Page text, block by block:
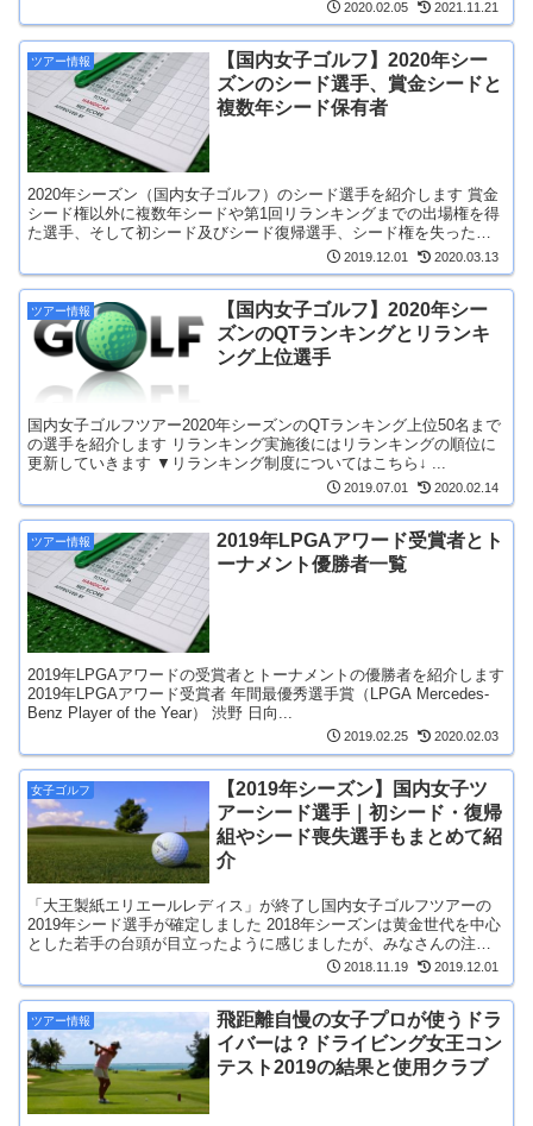
2020.02.05 2021.11.21
ツアー情報
【国内女子ゴルフ】2020年シー
ズンのシード選手、賞金シードと
複数年シード保有者
2020年シーズン（国内女子ゴルフ）のシード選手を紹介します 賞金
シード権以外に複数年シードや第1回リランキングまでの出場権を得
た選手、そして初シード及びシード復帰選手、シード権を失った選
手などもまとめていますので参考にどうぞ ... 2019.12.01 2020.03.13
ツアー情報
【国内女子ゴルフ】2020年シー
ズンのQTランキングとリランキ
ング上位選手
国内女子ゴルフツアー2020年シーズンのQTランキング上位50名まで
の選手を紹介します リランキング実施後にはリランキングの順位に
更新していきます ▼リランキング制度についてはこちら↓ ...
2019.07.01 2020.02.14
ツアー情報
2019年LPGAアワード受賞者とト
ーナメント優勝者一覧
2019年LPGAアワードの受賞者とトーナメントの優勝者を紹介します
2019年LPGAアワード受賞者 年間最優秀選手賞（LPGA Mercedes-
Benz Player of the Year） 渋野 日向...
2019.02.25 2020.02.03
女子ゴルフ
【2019年シーズン】国内女子ツ
アーシード選手｜初シード・復帰
組やシード喪失選手もまとめて紹
介
「大王製紙エリエールレディス」が終了し国内女子ゴルフツアーの
2019年シード選手が確定しました 2018年シーズンは黄金世代を中心
とした若手の台頭が目立ったように感じましたが、みなさんの注目
2018.11.19 2019.12.01
ツアー情報
飛距離自慢の女子プロが使うドラ
イバーは？ドライビング女王コン
テスト2019の結果と使用クラブ